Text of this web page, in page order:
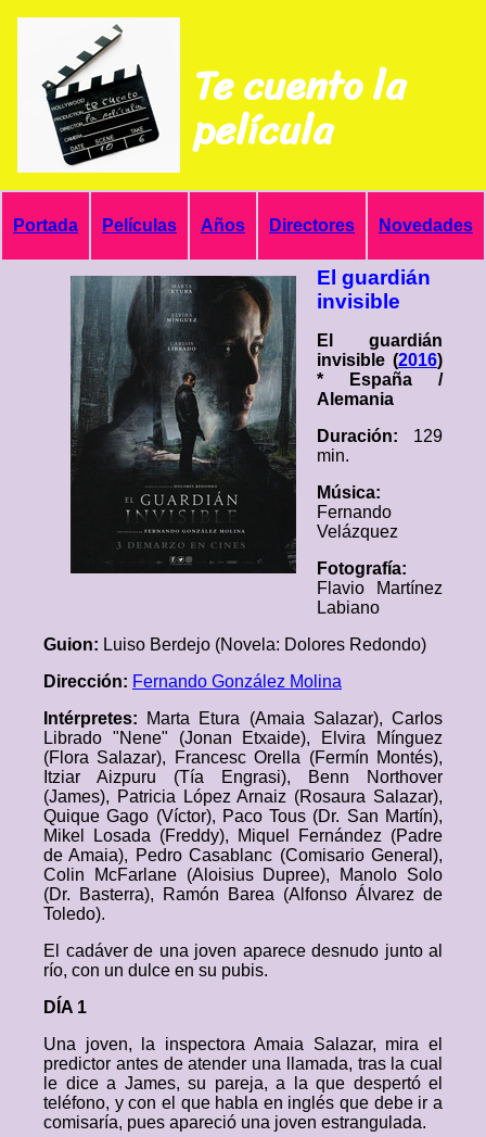
Te cuento la
película
Portada Películas Años Directores Novedades
El guardián
invisible
El guardián
invisible (2016)
* España /
Alemania
Duración: 129
min.
Música:
Fernando
Velázquez
Fotografía:
Flavio Martínez
Labiano
Guion: Luiso Berdejo (Novela: Dolores Redondo)
Dirección: Fernando González Molina
Intérpretes: Marta Etura (Amaia Salazar), Carlos
Librado "Nene" (Jonan Etxaide), Elvira Mínguez
(Flora Salazar), Francesc Orella (Fermín Montés),
Itziar Aizpuru (Tía Engrasi), Benn Northover
(James), Patricia López Arnaiz (Rosaura Salazar),
Quique Gago (Víctor), Paco Tous (Dr. San Martín),
Mikel Losada (Freddy), Miquel Fernández (Padre
de Amaia), Pedro Casablanc (Comisario General),
Colin McFarlane (Aloisius Dupree), Manolo Solo
(Dr. Basterra), Ramón Barea (Alfonso Álvarez de
Toledo).
El cadáver de una joven aparece desnudo junto al
río, con un dulce en su pubis.
DÍA 1
Una joven, la inspectora Amaia Salazar, mira el
predictor antes de atender una llamada, tras la cual
le dice a James, su pareja, a la que despertó el
teléfono, y con el que habla en inglés que debe ir a
comisaría, pues apareció una joven estrangulada.